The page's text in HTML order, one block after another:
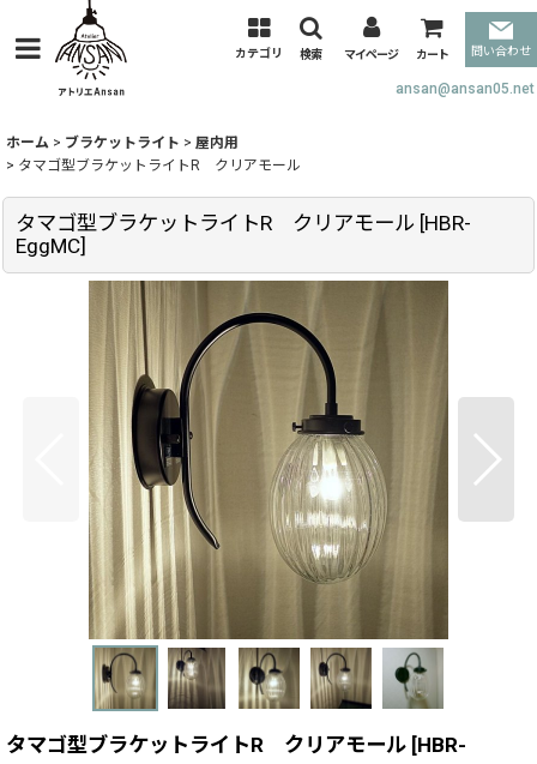
カテゴリ 検索 マイページ カート 問い合わせ
ansan@ansan05.net
ホーム > ブラケットライト > 屋内用
> タマゴ型ブラケットライトR クリアモール
タマゴ型ブラケットライトR クリアモール [HBR-
EggMC]
タマゴ型ブラケットライトR クリアモール [HBR-